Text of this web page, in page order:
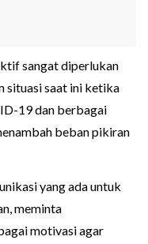
sangat diperlukan
situasi saat ini ketika
19 dan berbagai
beban pikiran
yang ada untuk
meminta
motivasi agar